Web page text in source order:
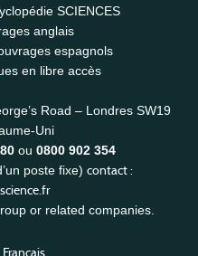
SCIENCES
anglais
espagnols
en libre accès
Road – Londres SW19
Uni
ou 0800 902 354
poste fixe) contact :
or related companies.
Français